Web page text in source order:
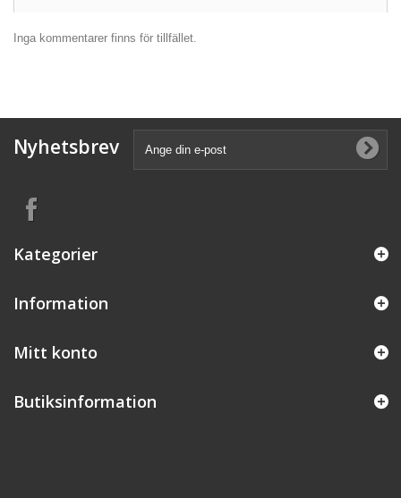
Inga kommentarer finns för tillfället.
Nyhetsbrev
Kategorier
Information
Mitt konto
Butiksinformation